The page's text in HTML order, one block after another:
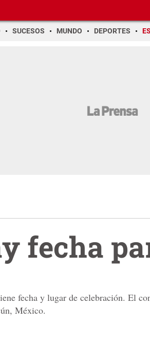
SUCESOS MUNDO DEPORTES
fecha
fecha y lugar de celebración. El
México.